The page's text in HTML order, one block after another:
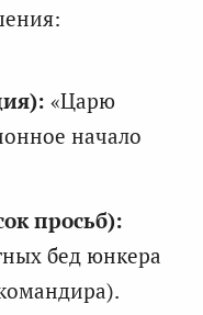
«Царю
начало
просьб):
бед юнкера